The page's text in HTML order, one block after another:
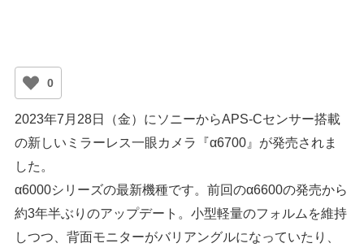
0
2023年7月28日（金）にソニーからAPS-Cセンサー搭載
の新しいミラーレス一眼カメラ『α6700』が発売されま
した。
α6000シリーズの最新機種です。前回のα6600の発売から
約3年半ぶりのアップデート。小型軽量のフォルムを維持
しつつ、背面モニターがバリアングルになっていたり、